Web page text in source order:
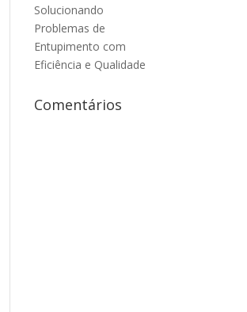
Solucionando
Problemas de
Entupimento com
Eficiência e Qualidade
Comentários